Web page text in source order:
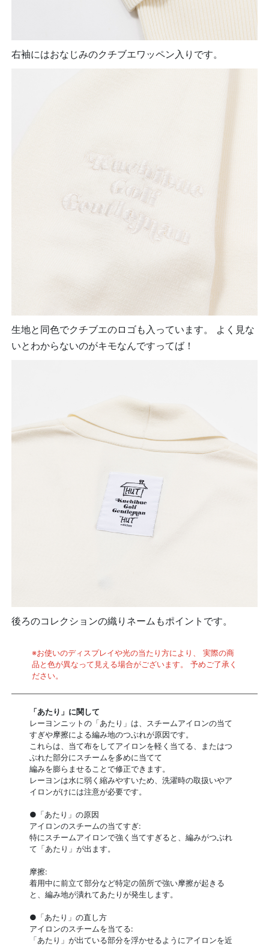
右袖にはおなじみのクチブエワッペン入りです。
生地と同色でクチブエのロゴも入っています。 よく見な
いとわからないのがキモなんですってば！
後ろのコレクションの織りネームもポイントです。
※お使いのディスプレイや光の当たり方により、 実際の商
品と色が異なって見える場合がございます。 予めご了承く
ださい。
「あたり」に関して
レーヨンニットの「あたり」は、スチームアイロンの当て
すぎや摩擦による編み地のつぶれが原因です。
これらは、当て布をしてアイロンを軽く当てる、またはつ
ぶれた部分にスチームを多めに当てて
編みを膨らませることで修正できます。
レーヨンは水に弱く縮みやすいため、洗濯時の取扱いやア
イロンがけには注意が必要です。
●「あたり」の原因
アイロンのスチームの当てすぎ:
特にスチームアイロンで強く当てすぎると、編みがつぶれ
て「あたり」が出ます。
摩擦:
着用中に前立て部分など特定の箇所で強い摩擦が起きる
と、編み地が潰れてあたりが発生します。
●「あたり」の直し方
アイロンのスチームを当てる:
「あたり」が出ている部分を浮かせるようにアイロンを近